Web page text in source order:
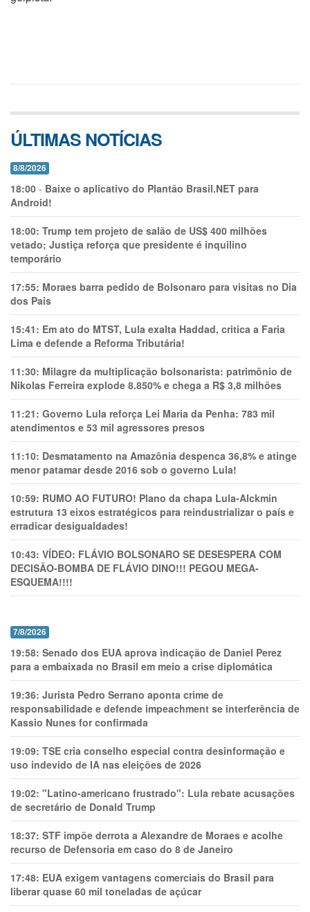
ÚLTIMAS NOTÍCIAS
8/8/2026
18:00 - Baixe o aplicativo do Plantão Brasil.NET para
Android!
18:00: Trump tem projeto de salão de US$ 400 milhões
vetado; Justiça reforça que presidente é inquilino
temporário
17:55: Moraes barra pedido de Bolsonaro para visitas no Dia
dos Pais
15:41: Em ato do MTST, Lula exalta Haddad, critica a Faria
Lima e defende a Reforma Tributária!
11:30: Milagre da multiplicação bolsonarista: patrimônio de
Nikolas Ferreira explode 8.850% e chega a R$ 3,8 milhões
11:21: Governo Lula reforça Lei Maria da Penha: 783 mil
atendimentos e 53 mil agressores presos
11:10: Desmatamento na Amazônia despenca 36,8% e atinge
menor patamar desde 2016 sob o governo Lula!
10:59: RUMO AO FUTURO! Plano da chapa Lula-Alckmin
estrutura 13 eixos estratégicos para reindustrializar o país e
erradicar desigualdades!
10:43: VÍDEO: FLÁVIO BOLSONARO SE DESESPERA COM
DECISÃO-BOMBA DE FLÁVIO DINO!!! PEGOU MEGA-
ESQUEMA!!!!
7/8/2026
19:58: Senado dos EUA aprova indicação de Daniel Perez
para a embaixada no Brasil em meio a crise diplomática
19:36: Jurista Pedro Serrano aponta crime de
responsabilidade e defende impeachment se interferência de
Kassio Nunes for confirmada
19:09: TSE cria conselho especial contra desinformação e
uso indevido de IA nas eleições de 2026
19:02: "Latino-americano frustrado": Lula rebate acusações
de secretário de Donald Trump
18:37: STF impõe derrota a Alexandre de Moraes e acolhe
recurso de Defensoria em caso do 8 de Janeiro
17:48: EUA exigem vantagens comerciais do Brasil para
liberar quase 60 mil toneladas de açúcar